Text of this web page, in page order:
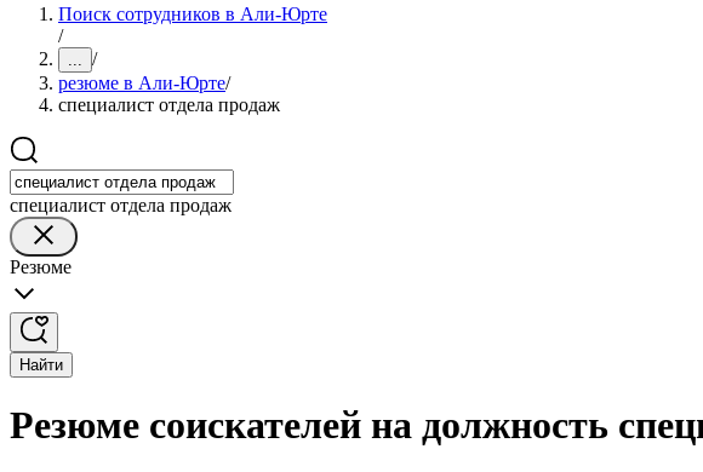
Поиск сотрудников в Али-Юрте
/
... /
резюме в Али-Юрте/
специалист отдела продаж
специалист отдела продаж
Резюме
Найти
Резюме соискателей на должность